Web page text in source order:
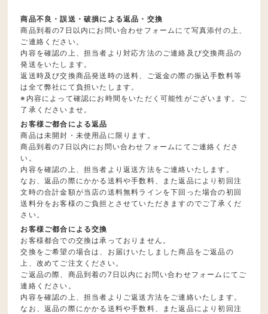
商品不良・誤送・破損による返品・交換
商品到着の7日以内にお問い合わせフォームにて写真添付の上、
ご連絡ください。
内容を確認の上、担当者より対応方法のご連絡及び交換商品の
発送をいたします。
返送時及び交換商品発送時の送料、ご返金の際の振込手数料等
は全て弊社にて負担いたします。
※内容によって確認にお時間をいただく可能性がございます。ご
了承くださいませ。
お客様ご都合による返品
商品は未開封・未使用品に限ります。
商品到着の7日以内にお問い合わせフォームにてご連絡くださ
い。
内容を確認の上、担当者より返送方法をご連絡いたします。
なお、返品の際にかかる送料や手数料、また返品により初回注
文時の合計金額が当店の送料無料ラインを下回った場合の初回
送料分をお客様のご負担とさせていただきますのでご了承くだ
さい。
お客様ご都合による交換
お客様都合での交換は承っておりません。
交換をご希望の場合は、お届けいたしました商品をご返品の
上、改めてご注文ください。
ご返品の際、商品到着の7日以内にお問い合わせフォームにてご
連絡ください。
内容を確認の上、担当者よりご返送方法をご連絡いたします。
なお、返品の際にかかる送料や手数料、また返品により初回注